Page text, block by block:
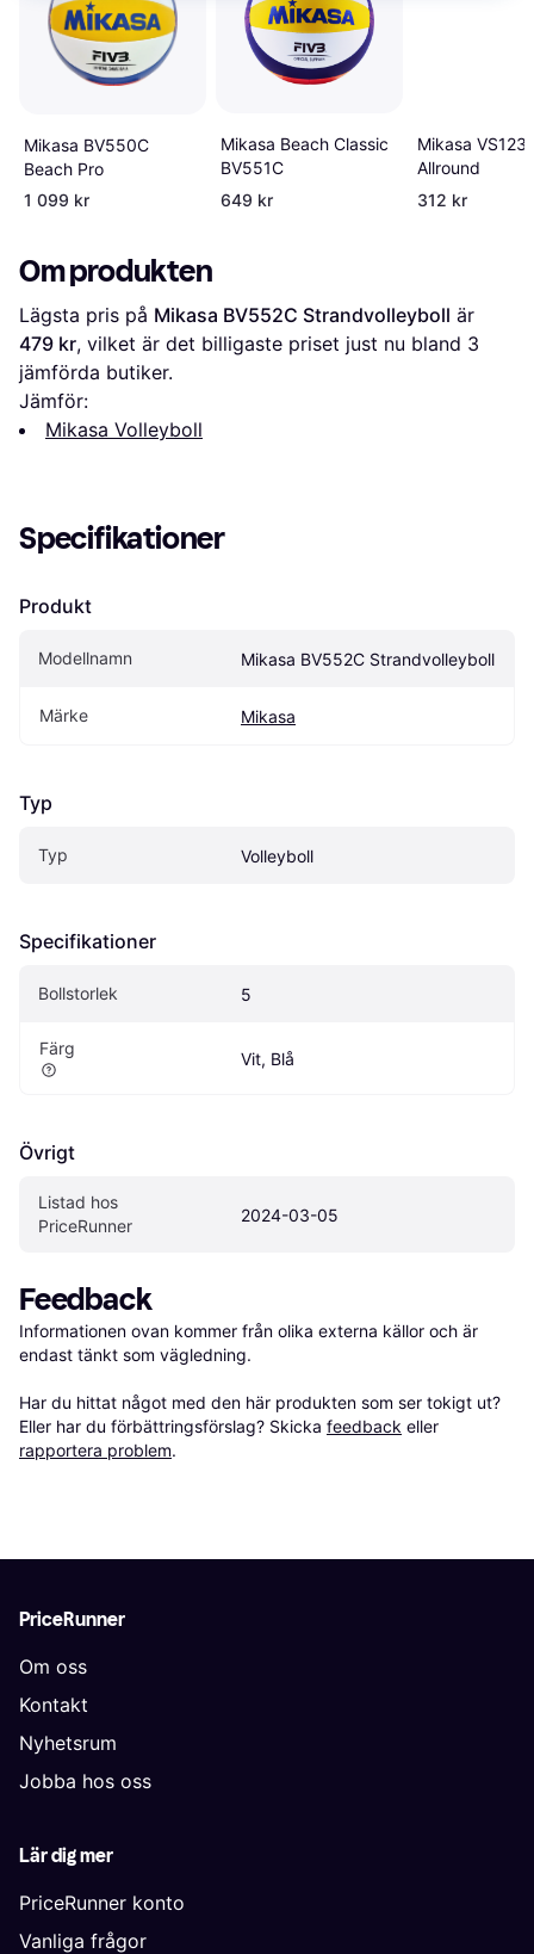
Mikasa BV550C
Beach Pro
1 099 kr
Mikasa Beach Classic
BV551C
649 kr
Mikasa
Allround
312 kr
Om produkten
Lägsta pris på Mikasa BV552C Strandvolleyboll
479 kr, vilket är det billigaste priset just nu bland 3
jämförda butiker.
Jämför:
Mikasa Volleyboll
Specifikationer
Produkt
Modellnamn Mikasa BV552C Strandvolleyboll
Märke Mikasa
Typ
Typ Volleyboll
Specifikationer
Bollstorlek 5
Färg
Vit, Blå
Övrigt
Listad hos
PriceRunner
2024-03-05
Feedback
Informationen ovan kommer från olika externa källor och är
endast tänkt som vägledning.
Har du hittat något med den här produkten som ser tokigt ut?
Eller har du förbättringsförslag? Skicka feedback eller
rapportera problem.
PriceRunner
Om oss
Kontakt
Nyhetsrum
Jobba hos oss
Lär dig mer
PriceRunner konto
Vanliga frågor